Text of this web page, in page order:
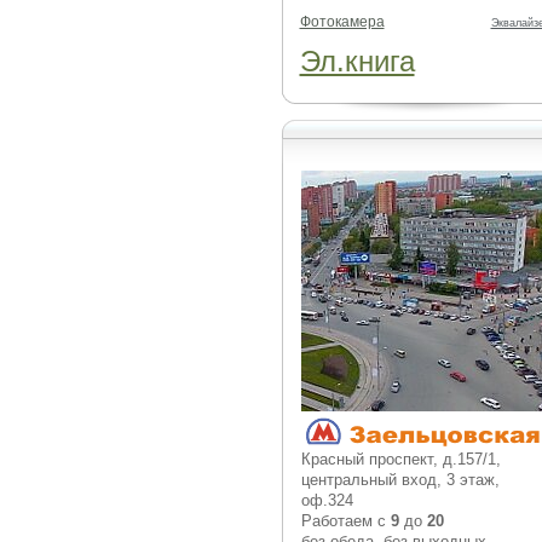
Фотокамера
Эл.книга
Красный проспект, д.157/1,
центральный вход, 3 этаж,
оф.324
Работаем с 9до 20